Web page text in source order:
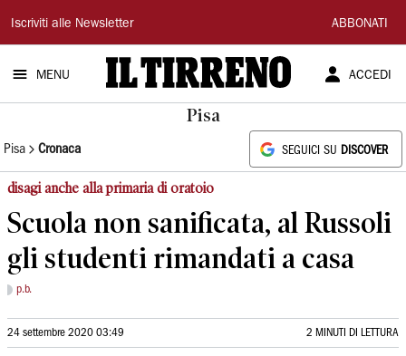
Il
Tirreno
Iscriviti alle Newsletter ABBONATI
MENU ACCEDI
Pisa
Pisa Cronaca SEGUICI SU DISCOVER
disagi anche alla primaria di oratoio
Scuola non sanificata, al Russoli
gli studenti rimandati a casa
p.b.
24 settembre 2020 03:49 2 MINUTI DI LETTURA